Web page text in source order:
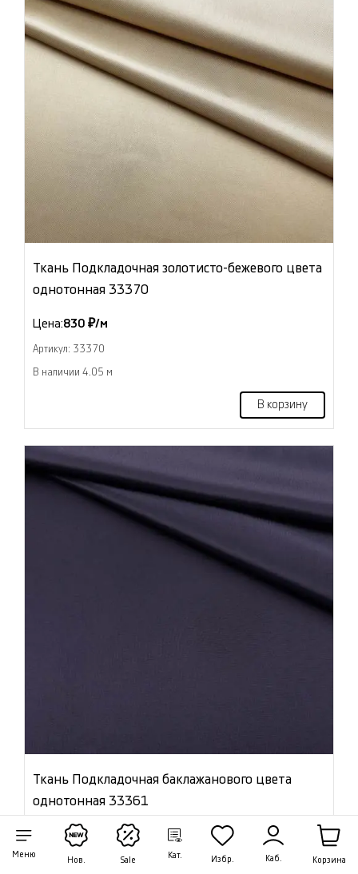
Меню
Нов. Sale
Кат. Избр. Каб. Корзина
Ткань Подкладочная золотисто-бежевого цвета
однотонная 33370
Цена:830 ₽/м
Артикул: 33370
В наличии 4.05 м
В корзину
Ткань Подкладочная баклажанового цвета
однотонная 33361
780 ₽/м
Артикул: 33361